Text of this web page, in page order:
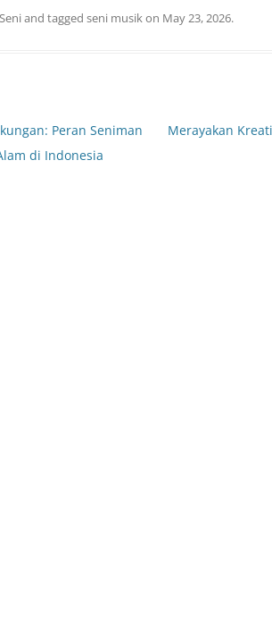
Seniand tagged seni musikon May 23, 2026.
Peran Seniman
di Indonesia
Merayakan